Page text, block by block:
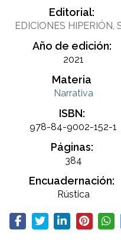
Editorial:
EDICIONES HIPERIÓN,
Año de edición:
2021
Materia
Narrativa
ISBN:
978-84-9002-152-1
Páginas:
384
Encuadernación:
Rústica